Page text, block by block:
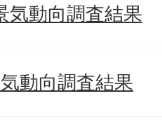
気動向調査結果
動向調査結果